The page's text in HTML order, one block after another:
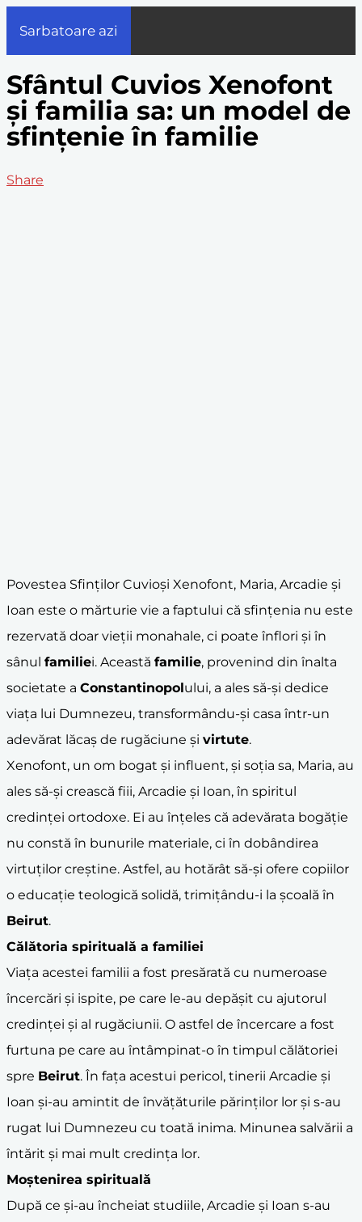
Sarbatoare azi
Sfântul Cuvios Xenofont
și familia sa: un model de
sfințenie în familie
Share
Povestea Sfinților Cuvioși Xenofont, Maria, Arcadie și
Ioan este o mărturie vie a faptului că sfințenia nu este
rezervată doar vieții monahale, ci poate înflori și în
sânul familiei. Această familie, provenind din înalta
societate a Constantinopolului, a ales să-și dedice
viața lui Dumnezeu, transformându-și casa într-un
adevărat lăcaș de rugăciune și virtute.
Xenofont, un om bogat și influent, și soția sa, Maria, au
ales să-și crească fiii, Arcadie și Ioan, în spiritul
credinței ortodoxe. Ei au înțeles că adevărata bogăție
nu constă în bunurile materiale, ci în dobândirea
virtuților creștine. Astfel, au hotărât să-și ofere copiilor
o educație teologică solidă, trimițându-i la școală în
Beirut.
Călătoria spirituală a familiei
Viața acestei familii a fost presărată cu numeroase
încercări și ispite, pe care le-au depășit cu ajutorul
credinței și al rugăciunii. O astfel de încercare a fost
furtuna pe care au întâmpinat-o în timpul călătoriei
spre Beirut. În fața acestui pericol, tinerii Arcadie și
Ioan și-au amintit de învățăturile părinților lor și s-au
rugat lui Dumnezeu cu toată inima. Minunea salvării a
întărit și mai mult credința lor.
Moștenirea spirituală
După ce și-au încheiat studiile, Arcadie și Ioan s-au